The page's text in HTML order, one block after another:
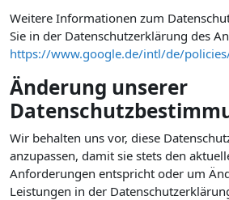
Weitere Informationen zum
Sie in der Datenschutzerklärung des
https://www.google.de/intl/de/
Änderung unserer
Wir behalten uns vor, diese
anzupassen, damit sie stets den
Anforderungen entspricht oder um
Leistungen in der